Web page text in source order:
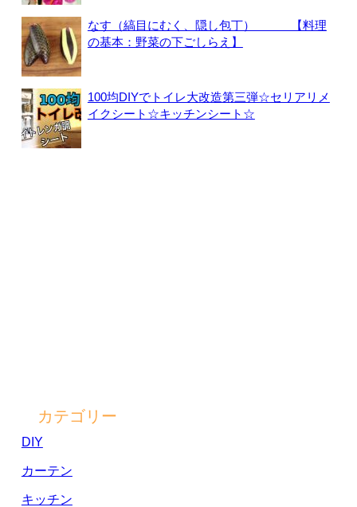
なす（縞目にむく、隠し包丁） 【料理
の基本：野菜の下ごしらえ】
100均DIYでトイレ大改造第三弾☆セリアリメ
イクシート☆キッチンシート☆
カテゴリー
DIY
カーテン
キッチン